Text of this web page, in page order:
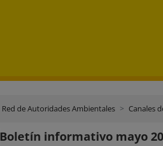
Red de Autoridades Ambientales Canales
Boletín informativo mayo